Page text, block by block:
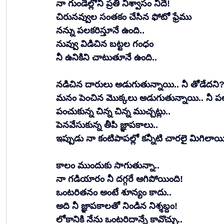
నా గుండెల్లోని ప్రతి నిశ్వాసం నీదే!
​చిరునవ్వుల సంతకం చేసిన ఫోటో ఫ్రేము
నన్ను పలకరిస్తూనే ఉంది..
నువ్వు విడిచిన బట్టల గంధం
నీ ఉనికిని చాటుతూనే ఉంది..
​నడిచిన దారులు అడుగుతున్నాయి.. నీ తోడేదని?
మనం పెంచిన మొక్కలు అడుగుతున్నాయి.. నీ
పంచుకున్న చిన్న చిన్న ముచ్చట్లు..
పెనవేసుకున్న తీపి జ్ఞాపకాలు..
ఇప్పుడు నా కంటిపాపల్లో కన్నీటి చారలై
కాలం ముందుకు సాగుతున్నా..
నా గడియారం నీ దగ్గరే ఆగిపోయింది!
ఒంటరితనం అంటే శూన్యం కాదు..
అది నీ జ్ఞాపకాలతో నిండిన నిశ్శబ్దం!
​లోకానికి నేను ఒంటరిదాన్నే కావొచ్చు..